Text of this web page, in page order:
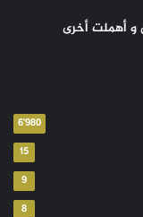
و أهملت أخرى
6٬980
15
9
8